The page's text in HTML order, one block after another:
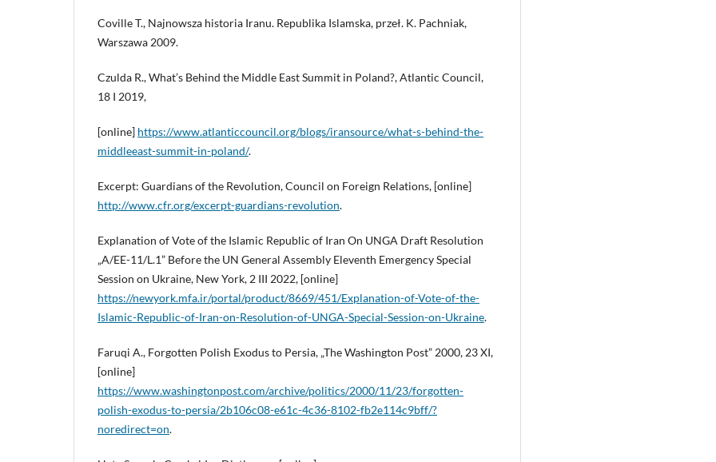
Coville T., Najnowsza historia Iranu. Republika Islamska, przeł. K. Pachniak,
Warszawa 2009.
Czulda R., What’s Behind the Middle East Summit in Poland?, Atlantic Council,
18 I 2019,
[online] https://www.atlanticcouncil.org/blogs/iransource/what-s-behind-the-
middleeast-summit-in-poland/.
Excerpt: Guardians of the Revolution, Council on Foreign Relations, [online]
http://www.cfr.org/excerpt-guardians-revolution.
Explanation of Vote of the Islamic Republic of Iran On UNGA Draft Resolution
„A/EE-11/L.1” Before the UN General Assembly Eleventh Emergency Special
Session on Ukraine, New York, 2 III 2022, [online]
https://newyork.mfa.ir/portal/product/8669/451/Explanation-of-Vote-of-the-
Islamic-Republic-of-Iran-on-Resolution-of-UNGA-Special-Session-on-Ukraine.
Faruqi A., Forgotten Polish Exodus to Persia, „The Washington Post” 2000, 23 XI,
[online]
https://www.washingtonpost.com/archive/politics/2000/11/23/forgotten-
polish-exodus-to-persia/2b106c08-e61c-4c36-8102-fb2e114c9bff/?
noredirect=on.